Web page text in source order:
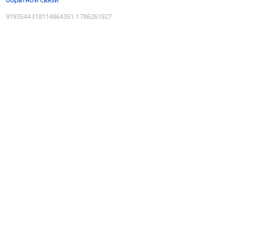
9193544318114864351 :1786261927